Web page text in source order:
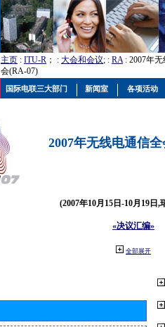
主页 : ITU-R ； : 大会和会议; : RA: 2007年
会(RA-07)
2007年无线电通信
(2007年10月15日-10月19日,
«决议汇编»
全部展开
国际电联三大部门 新闻室 各项活动